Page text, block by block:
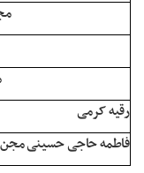
رقیه کرمی
فاطمه حاجی حسینی مجن